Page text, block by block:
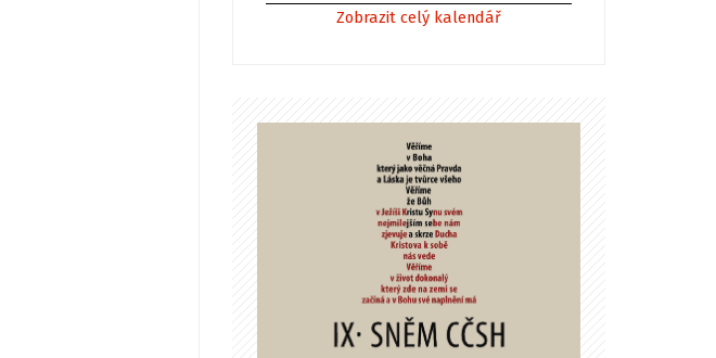
Zobrazit celý kalendář